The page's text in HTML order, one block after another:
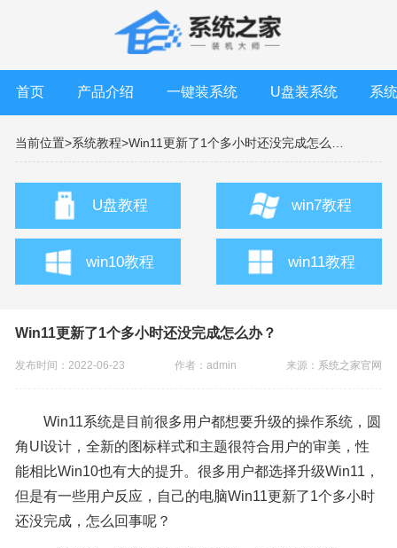
首页 产品介绍 一键装系统 U盘装系统 系
当前位置>系统教程>
U盘教程 win7教程
win10教程 win11教程
Win11更新了1个多小时还没完成怎么办？
发布时间：2022-06-23 作者：admin 来源： 系统之家官网
Win11系统是目前很多用户都想要升级的操作系统，圆
角UI设计，全新的图标样式和主题很符合用户的审美，性
能相比Win10也有大的提升。很多用户都选择升级Win11，
但是有一些用户反应，自己的电脑Win11更新了1个多小时
还没完成，怎么回事呢？